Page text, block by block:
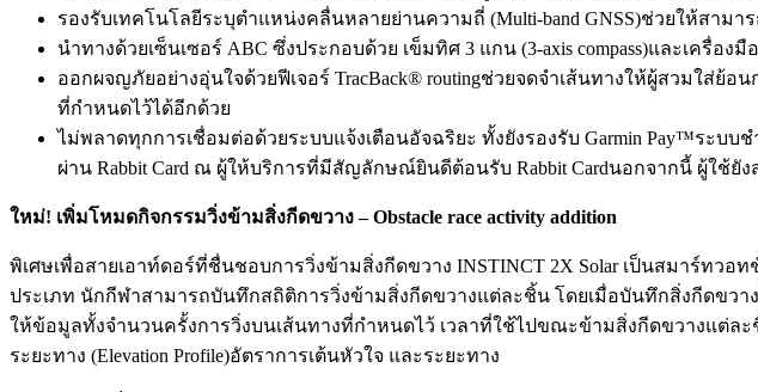
รองรับเทคโนโลยีระบุตำแหน่งคลื่นหลายย่านความถี่ (Multi-band GNSS)ช่วยให้สา
นำทางด้วยเซ็นเซอร์ ABC ซึ่งประกอบด้วย เข็มทิศ 3 แกน (3-axis compass)และเครื่อง
ออกผจญภัยอย่างอุ่นใจด้วยฟีเจอร์ TracBack® routingช่วยจดจำเส้นทางให้ผู้สวมใส่ย้
ที่กำหนดไว้ได้อีกด้วย
ไม่พลาดทุกการเชื่อมต่อด้วยระบบแจ้งเตือนอัจฉริยะ ทั้งยังรองรับ Garmin Pay™ระบบ
ผ่าน Rabbit Card ณ ผู้ให้บริการที่มีสัญลักษณ์ยินดีต้อนรับ Rabbit Cardนอกจากนี้ ผู้ใช้ยั
ใหม่! เพิ่มโหมดกิจกรรมวิ่งข้ามสิ่งกีดขวาง – Obstacle race activity addition
พิเศษเพื่อสายเอาท์ดอร์ที่ชื่นชอบการวิ่งข้ามสิ่งกีดขวาง INSTINCT 2X Solar เป็นสมาร์ทว
ประเภท นักกีฬาสามารถบันทึกสถิติการวิ่งข้ามสิ่งกีดขวางแต่ละชิ้น โดยเมื่อบันทึกสิ่งกีดขว
ให้ข้อมูลทั้งจำนวนครั้งการวิ่งบนเส้นทางที่กำหนดไว้ เวลาที่ใช้ไปขณะข้ามสิ่งกีดขวางแต่ล
ระยะทาง (Elevation Profile)อัตราการเต้นหัวใจ และระยะทาง